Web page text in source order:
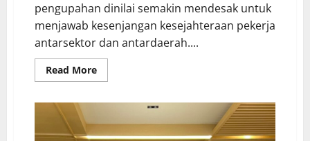
pengupahan dinilai semakin mendesak untuk
menjawab kesenjangan kesejahteraan pekerja
antarsektor dan antardaerah....
Read More